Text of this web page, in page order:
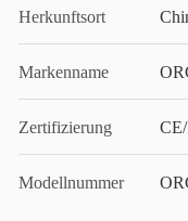
Herkunftsort
Markenname
Zertifizierung
Modellnummer